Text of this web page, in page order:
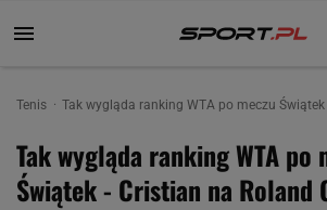
Tenis Tak wygląda ranking WTA po meczu
Tak wygląda ranking WTA po
Świątek - Cristian na Roland